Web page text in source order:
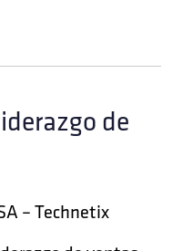
de
– Technetix